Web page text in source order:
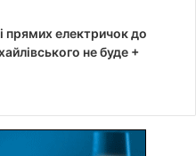
прямих електричок до
не буде +